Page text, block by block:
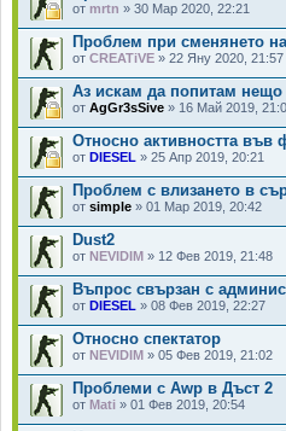
от mrtn » 30 Мар 2020, 22:21
Проблем при сменянето
от CREATiVE » 22 Яну 2020, 21:57
Аз искам да попитам нещо
от AgGr3sSive » 16 Май 2019,
Относно активността във
от DIESEL » 25 Апр 2019, 20:21
Проблем с влизането в
от simple » 01 Мар 2019, 20:42
Dust2
от NEVIDIM » 12 Фев 2019, 21:48
Въпрос свързан с
от DIESEL » 08 Фев 2019, 22:27
Относно спектатор
от NEVIDIM » 05 Фев 2019, 21:02
Проблеми с Awp в Дъст 2
от Mati » 01 Фев 2019, 20:54